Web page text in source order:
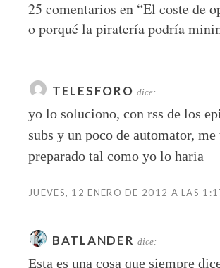
25 comentarios en “El coste de
o porqué la piratería podría
TELESFORO dice:
yo lo soluciono, con rss de los
subs y un poco de automator,
preparado tal como yo lo haria
JUEVES, 12 ENERO DE 2012 A LAS
BATLANDER dice:
Esta es una cosa que siempre